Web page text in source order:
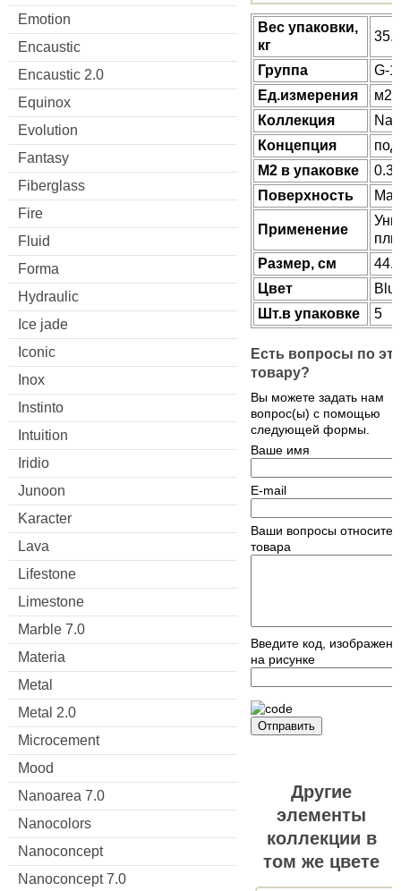
Emotion
Encaustic
Encaustic 2.0
Equinox
Evolution
Fantasy
Fiberglass
Fire
Fluid
Forma
Hydraulic
Ice jade
Iconic
Inox
Instinto
Intuition
Iridio
Junoon
Karacter
Lava
Lifestone
Limestone
Marble 7.0
Materia
Metal
Metal 2.0
Microcement
Mood
Nanoarea 7.0
Nanocolors
Nanoconcept
Nanoconcept 7.0
Веc упаковки,
кг
Группа
G-
Ед.измерения
м2
Коллекция
Концепция
М2 в упаковке
Поверхность
Применение
Размер, см
Цвет
Шт.в упаковке
5
Есть вопросы по
товару?
Вы можете задать нам
вопрос(ы) с помощью
следующей формы.
Ваше имя
E-mail
Ваши вопросы
товара
Введите код,
на рисунке
Отправить
Другие
элементы
коллекции в
том же цвете